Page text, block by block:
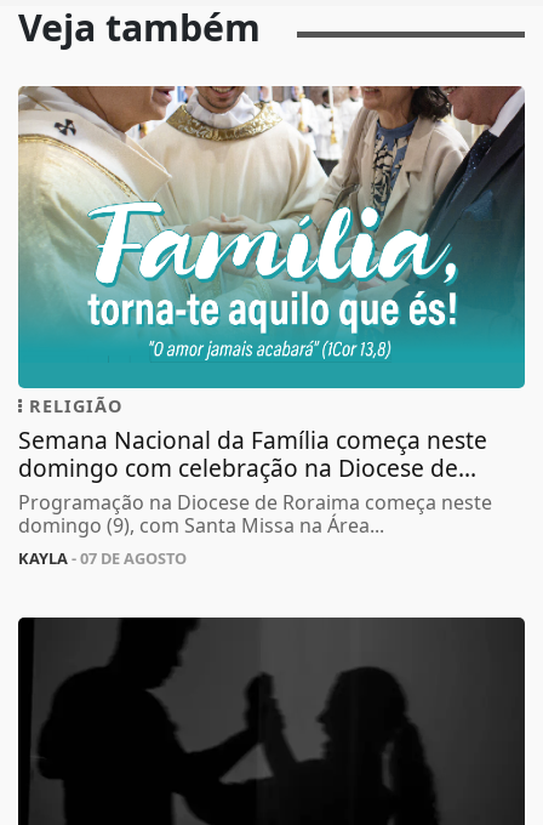
Veja também
RELIGIÃO
Semana Nacional da Família começa neste
domingo com celebração na Diocese de...
Programação na Diocese de Roraima começa neste
domingo (9), com Santa Missa na Área...
KAYLA- 07 DE AGOSTO